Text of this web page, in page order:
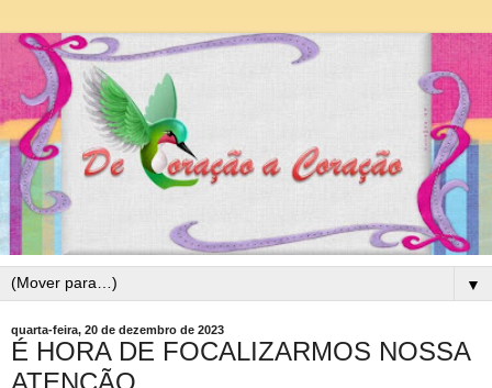
▼
quarta-feira, 20 de dezembro de 2023
É HORA DE FOCALIZARMOS NOSSA
ATENÇÃO